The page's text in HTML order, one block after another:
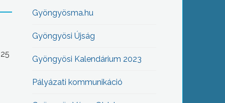
Gyöngyösma.hu
Gyöngyösi Újság
Gyöngyösi Kalendárium 2023
Pályázati kommunikáció